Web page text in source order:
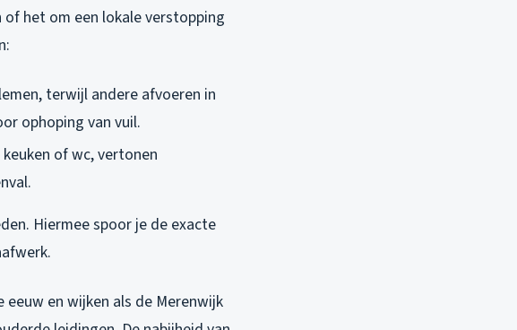
het om een lokale verstopping
terwijl andere afvoeren in
ophoping van vuil.
of wc, vertonen
Hiermee spoor je de exacte
en wijken als de Merenwijk